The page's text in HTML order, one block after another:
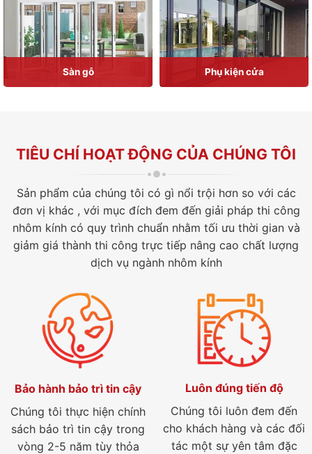
Sàn gỗ Phụ kiện cửa
TIÊU CHÍ HOẠT ĐỘNG CỦA CHÚNG TÔI
Sản phẩm của chúng tôi có gì nổi trội hơn so với các
đơn vị khác , với mục đích đem đến giải pháp thi công
nhôm kính có quy trình chuẩn nhằm tối ưu thời gian và
giảm giá thành thi công trực tiếp nâng cao chất lượng
dịch vụ ngành nhôm kính
Bảo hành bảo trì tin cậy
Chúng tôi thực hiện chính
sách bảo trì tin cậy trong
vòng 2-5 năm tùy thỏa
Luôn đúng tiến độ
Chúng tôi luôn đem đến
cho khách hàng và các đối
tác một sự yên tâm đặc